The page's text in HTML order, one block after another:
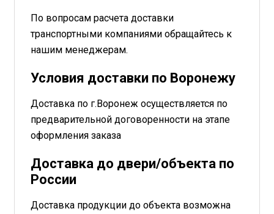
По вопросам расчета доставки
транспортными компаниями обращайтесь к
нашим менеджерам.
Условия доставки по Воронежу
Доставка по г.Воронеж осуществляется по
предварительной договоренности на этапе
оформления заказа
Доставка до двери/объекта по
России
Доставка продукции до объекта возможна